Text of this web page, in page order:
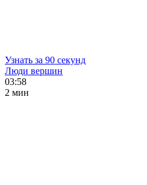
Узнать за 90 секунд
Люди вершин
03:58
2 мин